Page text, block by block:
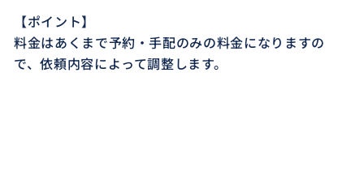
【ポイント】
料金はあくまで予約・手配のみの料金になりますの
で、依頼内容によって調整します。